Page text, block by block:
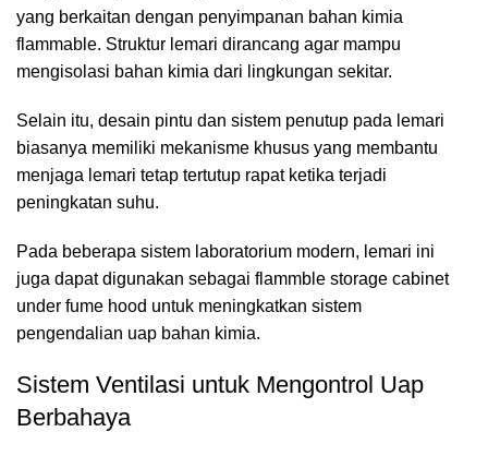
yang berkaitan dengan penyimpanan bahan kimia
flammable. Struktur lemari dirancang agar mampu
mengisolasi bahan kimia dari lingkungan sekitar.
Selain itu, desain pintu dan sistem penutup pada lemari
biasanya memiliki mekanisme khusus yang membantu
menjaga lemari tetap tertutup rapat ketika terjadi
peningkatan suhu.
Pada beberapa sistem laboratorium modern, lemari ini
juga dapat digunakan sebagai flammble storage cabinet
under fume hood untuk meningkatkan sistem
pengendalian uap bahan kimia.
Sistem Ventilasi untuk Mengontrol Uap
Berbahaya